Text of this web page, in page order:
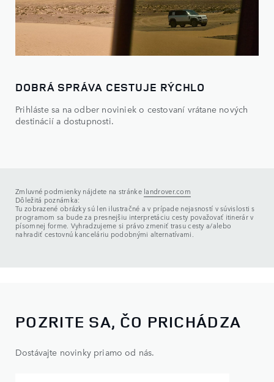
DOBRÁ SPRÁVA CESTUJE RÝCHLO
Prihláste sa na odber noviniek o cestovaní vrátane nových
destinácií a dostupnosti.
Zmluvné podmienky nájdete na stránke landrover.com
Dôležitá poznámka:
Tu zobrazené obrázky sú len ilustračné a v prípade nejasností v súvislosti s
programom sa bude za presnejšiu interpretáciu cesty považovať itinerár v
písomnej forme. Vyhradzujeme si právo zmeniť trasu cesty a/alebo
nahradiť cestovnú kanceláriu podobnými alternatívami.
POZRITE SA, ČO PRICHÁDZA
Dostávajte novinky priamo od nás.